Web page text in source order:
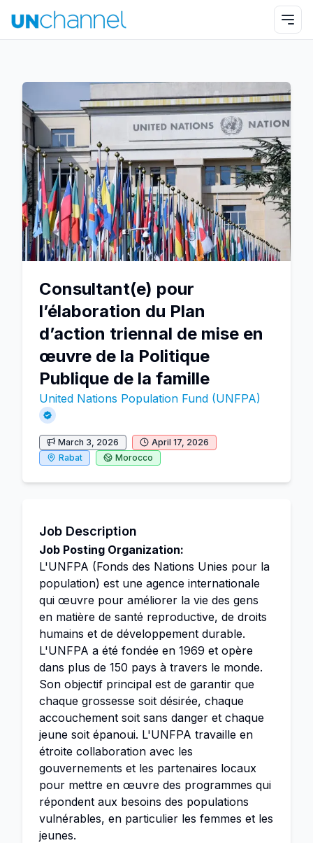
Consultant(e) pour
l’élaboration du Plan
d’action triennal de mise en
œuvre de la Politique
Publique de la famille
United Nations Population Fund (UNFPA)
March 3, 2026
April 17, 2026
Rabat
Morocco
Job Description
Job Posting Organization:
L'UNFPA (Fonds des Nations Unies pour la
population) est une agence internationale
qui œuvre pour améliorer la vie des gens
en matière de santé reproductive, de droits
humains et de développement durable.
L'UNFPA a été fondée en 1969 et opère
dans plus de 150 pays à travers le monde.
Son objectif principal est de garantir que
chaque grossesse soit désirée, chaque
accouchement soit sans danger et chaque
jeune soit épanoui. L'UNFPA travaille en
étroite collaboration avec les
gouvernements et les partenaires locaux
pour mettre en œuvre des programmes qui
répondent aux besoins des populations
vulnérables, en particulier les femmes et les
jeunes.